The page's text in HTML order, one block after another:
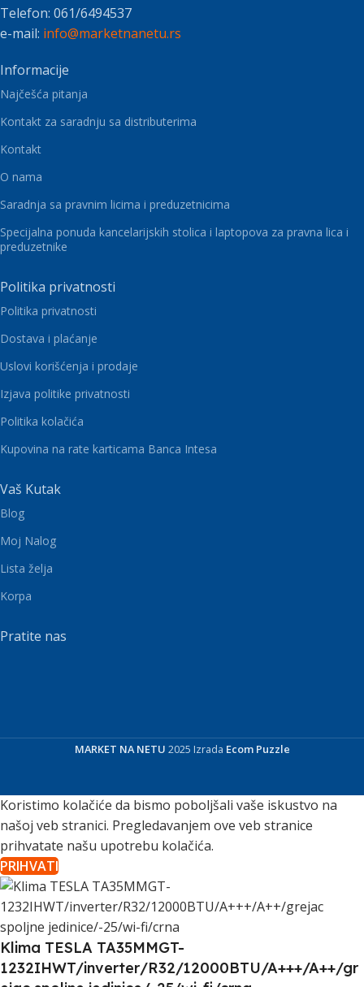
Telefon: 061/6494537
e-mail: info@marketnanetu.rs
Informacije
Najčešća pitanja
Kontakt za saradnju sa distributerima
Kontakt
O nama
Saradnja sa pravnim licima i preduzetnicima
Specijalna ponuda kancelarijskih stolica i laptopova za pravna lica i
preduzetnike
Politika privatnosti
Politika privatnosti
Dostava i plaćanje
Uslovi korišćenja i prodaje
Izjava politike privatnosti
Politika kolačića
Kupovina na rate karticama Banca Intesa
Vaš Kutak
Blog
Moj Nalog
Lista želja
Korpa
Pratite nas
MARKET NA NETU 2025 Izrada Ecom Puzzle
Koristimo kolačiće da bismo poboljšali vaše iskustvo na
našoj veb stranici. Pregledavanjem ove veb stranice
prihvatate našu upotrebu kolačića.
PRIHVATI
Klima TESLA TA35MMGT-
1232IHWT/inverter/R32/12000BTU/A+++/A++/gr